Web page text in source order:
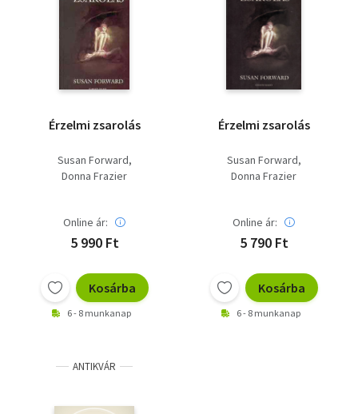
Érzelmi zsarolás
Susan Forward
Donna Frazier
Online ár:
5 990 Ft
Kosárba
6 - 8 munkanap
Érzelmi zsarolás
Susan Forward
Donna Frazier
Online ár:
5 790 Ft
Kosárba
6 - 8 munkanap
ANTIKVÁR